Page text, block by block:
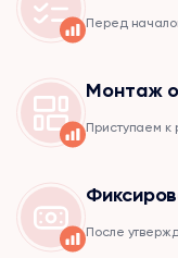
Перед
Монтаж
Приступаем к
После